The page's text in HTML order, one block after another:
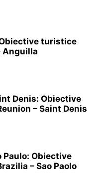
turistice
Anguilla
Denis: Obiective
– Saint Denis
Paulo: Obiective
– Sao Paolo